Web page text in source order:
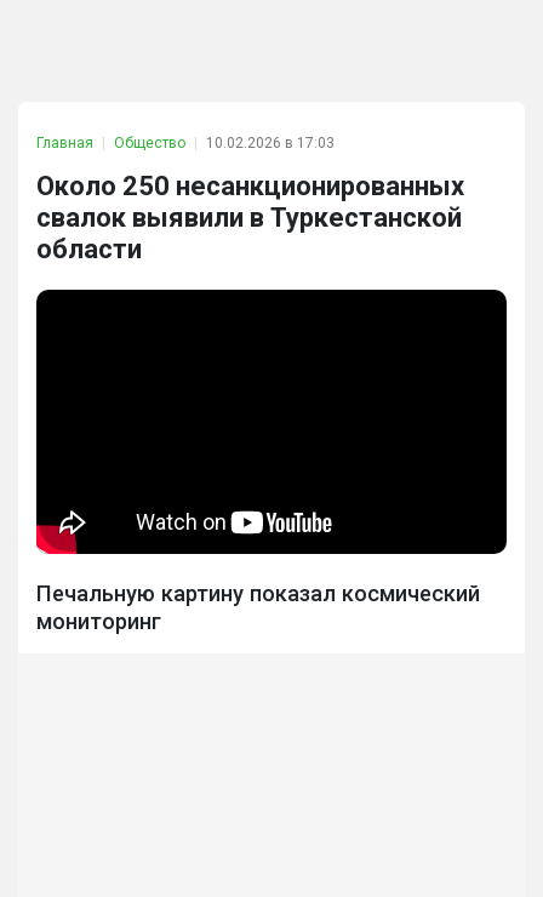
Главная Общество 10.02.2026 в 17:03
Около 250 несанкционированных
свалок выявили в Туркестанской
области
Печальную картину показал космический
мониторинг